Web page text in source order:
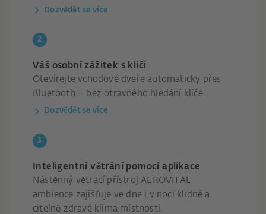
Dozvědět se více
Váš osobní zážitek s klíči
Otevírejte vchodové dveře automaticky přes
Bluetooth – bez otravného hledání klíče.
Dozvědět se více
Inteligentní větrání pomocí aplikace
Nástěnný větrací přístroj AEROVITAL
ambience zajišťuje ve dne i v noci klidné a
citelně zdravé klima místnosti.